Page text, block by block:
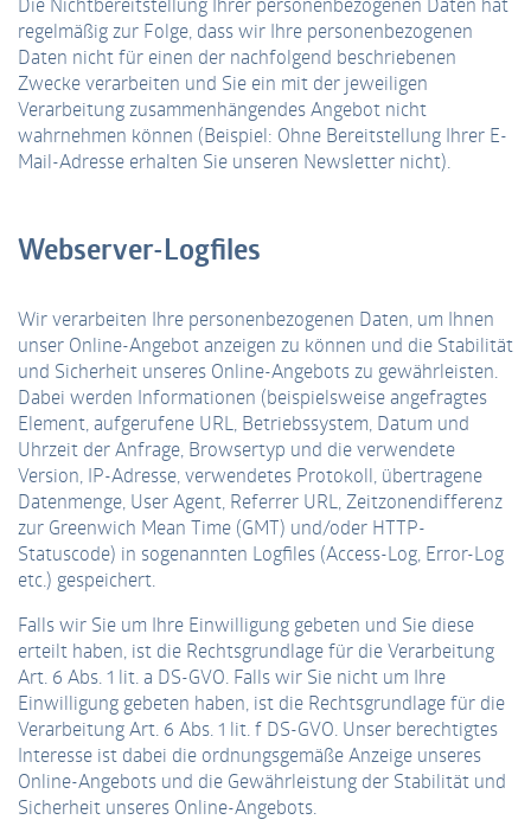
regelmäßig zur Folge, dass wir Ihre personenbezogenen
Daten nicht für einen der nachfolgend beschriebenen
Zwecke verarbeiten und Sie ein mit der jeweiligen
Verarbeitung zusammenhängendes Angebot nicht
wahrnehmen können (Beispiel: Ohne Bereitstellung Ihrer E-
Mail-Adresse erhalten Sie unseren Newsletter nicht).
Webserver-Logfiles
Wir verarbeiten Ihre personenbezogenen Daten, um Ihnen
unser Online-Angebot anzeigen zu können und die Stabilität
und Sicherheit unseres Online-Angebots zu gewährleisten.
Dabei werden Informationen (beispielsweise angefragtes
Element, aufgerufene URL, Betriebssystem, Datum und
Uhrzeit der Anfrage, Browsertyp und die verwendete
Version, IP-Adresse, verwendetes Protokoll, übertragene
Datenmenge, User Agent, Referrer URL, Zeitzonendifferenz
zur Greenwich Mean Time (GMT) und/oder HTTP-
Statuscode) in sogenannten Logfiles (Access-Log, Error-Log
etc.) gespeichert.
Falls wir Sie um Ihre Einwilligung gebeten und Sie diese
erteilt haben, ist die Rechtsgrundlage für die Verarbeitung
Art. 6 Abs. 1 lit. a DS-GVO. Falls wir Sie nicht um Ihre
Einwilligung gebeten haben, ist die Rechtsgrundlage für die
Verarbeitung Art. 6 Abs. 1 lit. f DS-GVO. Unser berechtigtes
Interesse ist dabei die ordnungsgemäße Anzeige unseres
Online-Angebots und die Gewährleistung der Stabilität und
Sicherheit unseres Online-Angebots.